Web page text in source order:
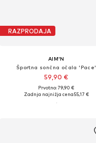
RAZPRODAJA
AIM'N
Športna sončna očala 'Pace'
59,90 €
Prvotno: 79,90 €
Zadnja najnižja cena55,17 €